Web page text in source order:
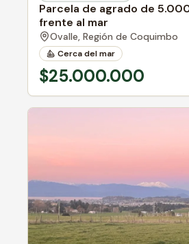
Parcela de agrado de
frente al mar
Ovalle, Región de Coquimbo
Cerca del mar
$25.000.000